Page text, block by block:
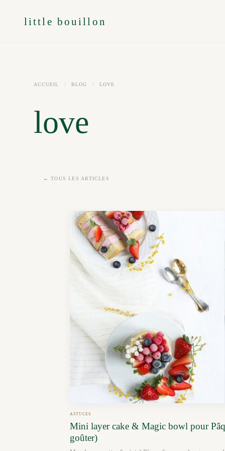
little bouillon
ACCUEIL / BLOG / LOVE
love
← TOUS LES ARTICLES
ASTUCES
Mini layer cake & Magic bowl pour
goûter)